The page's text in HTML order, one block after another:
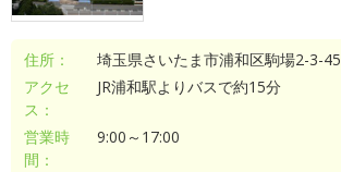
住所：
埼玉県さいたま市浦和区駒場2-3-45
アクセ
ス：
JR浦和駅よりバスで約15分
営業時
間：
9:00～17:00